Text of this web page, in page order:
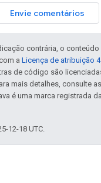
Envie comentários
contrária, o
a Licença de atribuição
de código são
mais detalhes, consulte as
é uma marca registrada
12-18 UTC.